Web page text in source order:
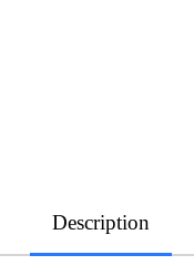
Description